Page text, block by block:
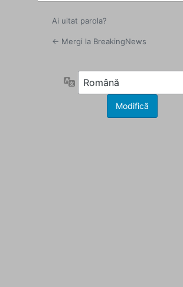
Ai uitat parola?
← Mergi la BreakingNews
Limbă